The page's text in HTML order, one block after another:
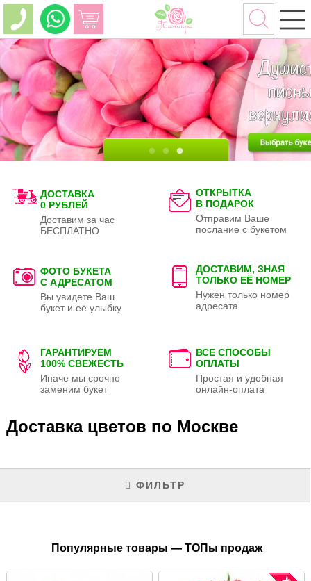
ДОСТАВКА
0 РУБЛЕЙ
Доставим за час
БЕСПЛАТНО
ОТКРЫТКА
В ПОДАРОК
Отправим Ваше
послание с букетом
ФОТО БУКЕТА
С АДРЕСАТОМ
Вы увидете Ваш
букет и её улыбку
ДОСТАВИМ, ЗНАЯ
ТОЛЬКО ЕЁ НОМЕР
Нужен только номер
адресата
ГАРАНТИРУЕМ
100% СВЕЖЕСТЬ
Иначе мы срочно
заменим букет
ВСЕ СПОСОБЫ
ОПЛАТЫ
Простая и удобная
онлайн-оплата
Доставка цветов по Москве
ФИЛЬТР
Популярные товары — ТОПы продаж